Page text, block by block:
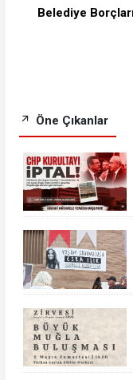
Belediye
Öne Çıkanlar